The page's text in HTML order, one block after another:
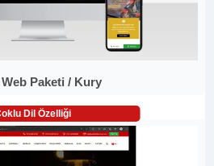
Paketi / Kury
Dil Özelliği